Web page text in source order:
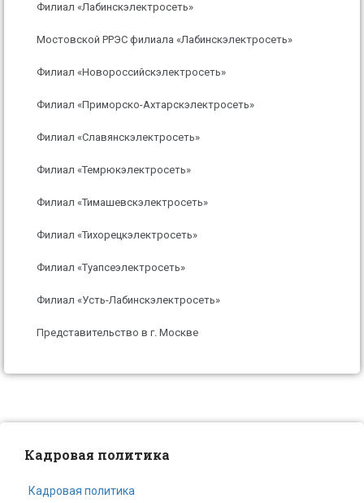
Филиал «Лабинскэлектросеть»
Мостовской РРЭС филиала «Лабинскэлектросеть»
Филиал «Новороссийскэлектросеть»
Филиал «Приморско-Ахтарскэлектросеть»
Филиал «Славянскэлектросеть»
Филиал «Темрюкэлектросеть»
Филиал «Тимашевскэлектросеть»
Филиал «Тихорецкэлектросеть»
Филиал «Туапсеэлектросеть»
Филиал «Усть-Лабинскэлектросеть»
Представительство в г. Москве
Кадровая политика
Кадровая политика